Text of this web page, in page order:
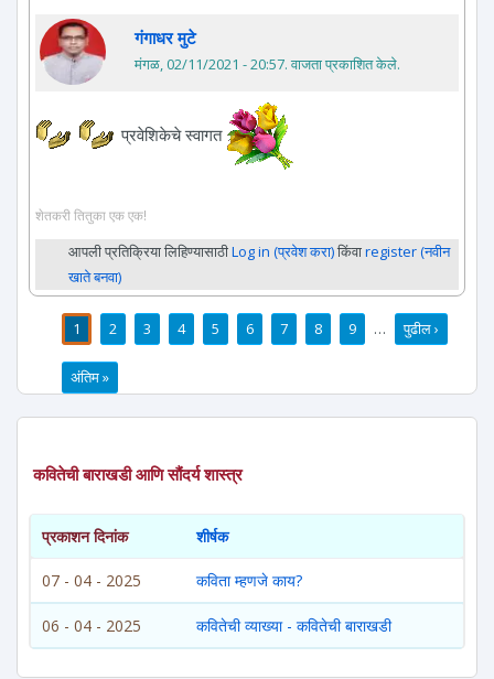
गंगाधर मुटे
मंगळ, 02/11/2021 - 20:57. वाजता प्रकाशित केले.
प्रवेशिकेचे स्वागत
शेतकरी तितुका एक एक!
आपली प्रतिक्रिया लिहिण्यासाठीLog in (प्रवेश करा)किंवाregister (नवीन
खाते बनवा)
पाने 1 2 3 4 5 6 7 8 9 … पुढील ›
अंतिम »
कवितेची बाराखडी आणि सौंदर्य शास्त्र
प्रकाशन दिनांक शीर्षक
07 - 04 - 2025 कविता म्हणजे काय?
06 - 04 - 2025 कवितेची व्याख्या - कवितेची बाराखडी